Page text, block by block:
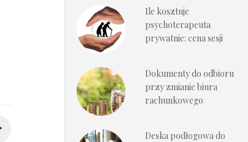
Ile kosztuje
psychoterapeuta
prywatnie: cena sesji
Dokumenty do odbioru
przy zmianie biura
rachunkowego
Deska podłogowa do